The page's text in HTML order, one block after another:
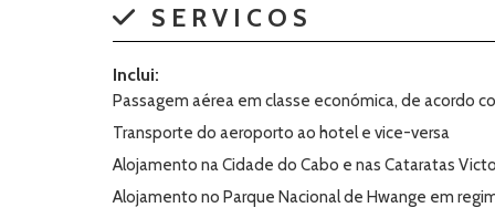
SERVICOS
Inclui:
Passagem aérea em classe económica, de acordo
Transporte do aeroporto ao hotel e vice-versa
Alojamento na Cidade do Cabo e nas Cataratas
Alojamento no Parque Nacional de Hwange em